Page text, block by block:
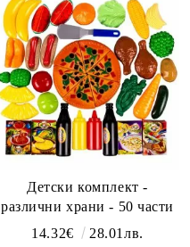
Детски комплект -
различни храни - 50 части
14.32€
28.01лв.